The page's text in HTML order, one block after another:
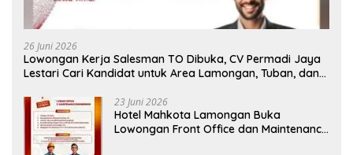
26 Juni 2026
Lowongan Kerja Salesman TO Dibuka, CV Permadi Jaya
Lestari Cari Kandidat untuk Area Lamongan, Tuban, dan
23 Juni 2026
Hotel Mahkota Lamongan Buka
Lowongan Front Office dan Maintenance